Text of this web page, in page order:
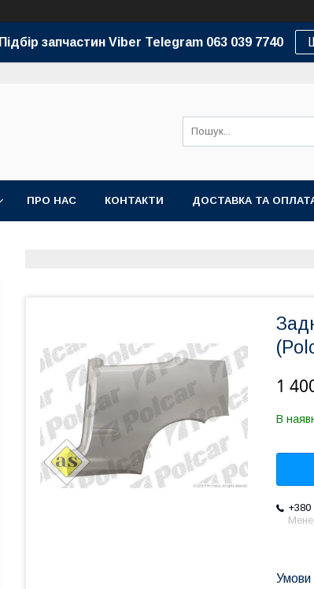
Підбір запчастин Viber Telegram 063 039 7740
ПРО НАС КОНТАКТИ ДОСТАВКА ТА
1
В
+380